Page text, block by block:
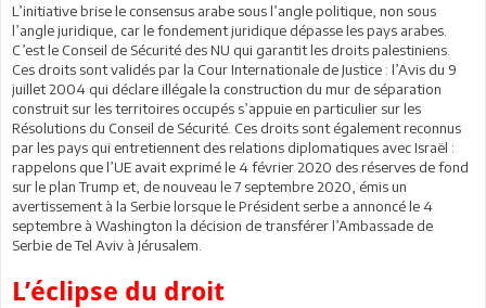
L’initiative brise le consensus arabe sous l’angle politique, non sous
l’angle juridique, car le fondement juridique dépasse les pays arabes.
C’est le Conseil de Sécurité des NU qui garantit les droits palestiniens.
Ces droits sont validés par la Cour Internationale de Justice : l’Avis du 9
juillet 2004 qui déclare illégale la construction du mur de séparation
construit sur les territoires occupés s’appuie en particulier sur les
Résolutions du Conseil de Sécurité. Ces droits sont également reconnus
par les pays qui entretiennent des relations diplomatiques avec Israël :
rappelons que l’UE avait exprimé le 4 février 2020 des réserves de fond
sur le plan Trump et, de nouveau le 7 septembre 2020, émis un
avertissement à la Serbie lorsque le Président serbe a annoncé le 4
septembre à Washington la décision de transférer l’Ambassade de
Serbie de Tel Aviv à Jérusalem.
L’éclipse du droit